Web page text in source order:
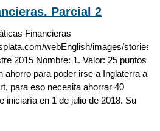
Parcial 2
Financieras
webEnglish/images/stories/
2015 Nombre: 1. Valor: 25 puntos
ahorro para poder irse a Inglaterra a
para eso necesita ahorrar 40
iniciaría en 1 de julio de 2018. Su